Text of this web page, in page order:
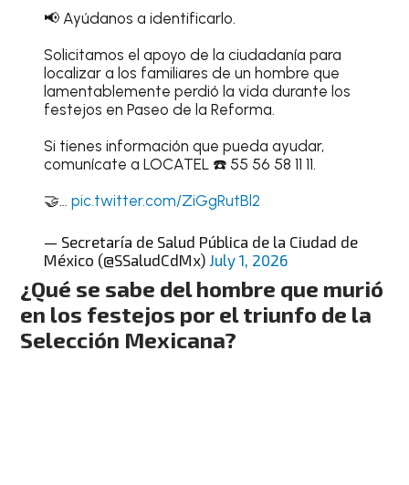
📢 Ayúdanos a identificarlo.
Solicitamos el apoyo de la ciudadanía para
localizar a los familiares de un hombre que
lamentablemente perdió la vida durante los
festejos en Paseo de la Reforma.
Si tienes información que pueda ayudar,
comunícate a LOCATEL ☎️ 55 56 58 11 11.
🤝… pic.twitter.com/ZiGgRutBl2
— Secretaría de Salud Pública de la Ciudad de
México (@SSaludCdMx) July 1, 2026
¿Qué se sabe del hombre que murió
en los festejos por el triunfo de la
Selección Mexicana?